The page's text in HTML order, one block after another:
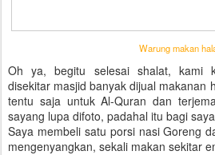
Warung makan
Oh ya, begitu selesai shalat, kami
disekitar masjid banyak dijual makanan
tentu saja untuk Al-Quran dan
sayang lupa difoto, padahal itu bagi
Saya membeli satu porsi nasi Goreng
mengenyangkan, sekali makan sekitar